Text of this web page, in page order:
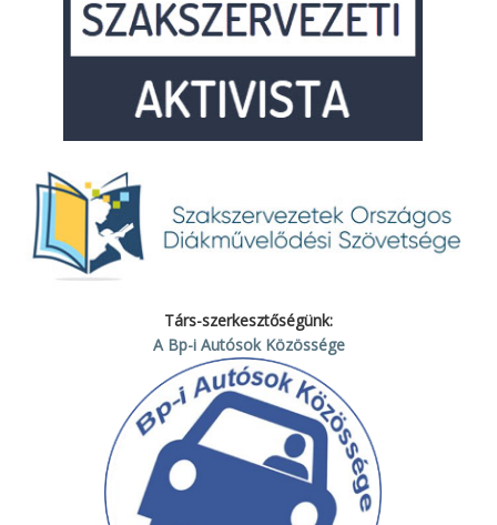
Társ-szerkesztőségünk:
A Bp-i Autósok Közössége